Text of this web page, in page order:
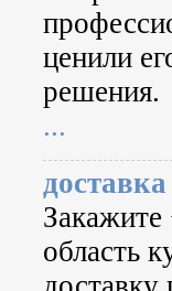
ценили
решения.
...
Закажите
область